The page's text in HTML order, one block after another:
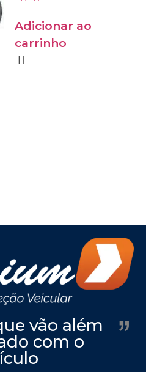
Adicionar ao
carrinho
vão além
com o